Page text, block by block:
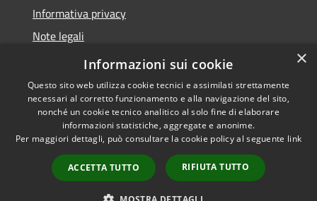
Informativa privacy
Note legali
Dichiarazione di accessibilità
Accessibilità
Copyright © 2026 • Comune di
Costa Volpino • Powered by
Municipium•
Accesso
redazione
×
Informazioni sui cookie
Questo sito web utilizza cookie tecnici e assimilati strettamente
necessari al corretto funzionamento e alla navigazione del sito,
nonché un cookie tecnico analitico al solo fine di elaborare
informazioni statistiche, aggregate e anonime.
Per maggiori dettagli, può consultare la cookie policy al seguente link
ACCETTA TUTTO RIFIUTA TUTTO